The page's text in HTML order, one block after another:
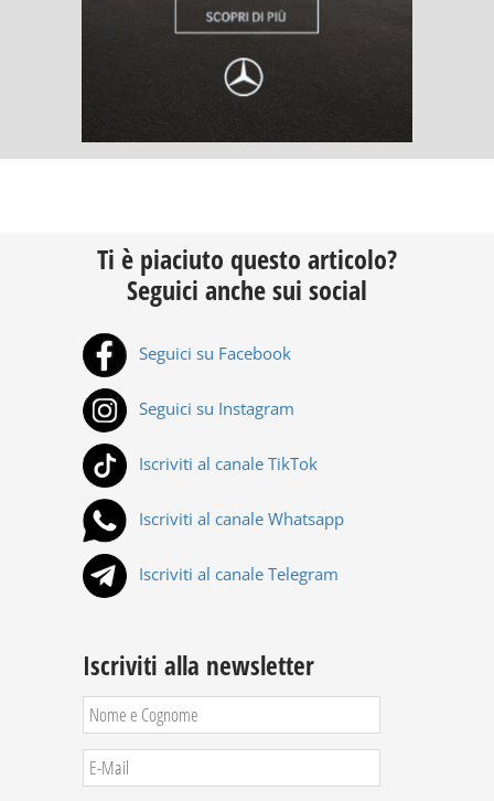
Ti è piaciuto questo articolo?
Seguici anche sui social
Seguici su Facebook
Seguici su Instagram
Iscriviti al canale TikTok
Iscriviti al canale Whatsapp
Iscriviti al canale Telegram
Iscriviti alla newsletter